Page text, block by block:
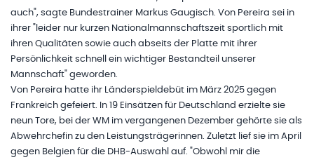
auch", sagte Bundestrainer Markus Gaugisch. Von Pereira sei in
ihrer "leider nur kurzen Nationalmannschaftszeit sportlich mit
ihren Qualitäten sowie auch abseits der Platte mit ihrer
Persönlichkeit schnell ein wichtiger Bestandteil unserer
Mannschaft" geworden.
Von Pereira hatte ihr Länderspieldebüt im März 2025 gegen
Frankreich gefeiert. In 19 Einsätzen für Deutschland erzielte sie
neun Tore, bei der WM im vergangenen Dezember gehörte sie als
Abwehrchefin zu den Leistungsträgerinnen. Zuletzt lief sie im April
gegen Belgien für die DHB-Auswahl auf. "Obwohl mir die